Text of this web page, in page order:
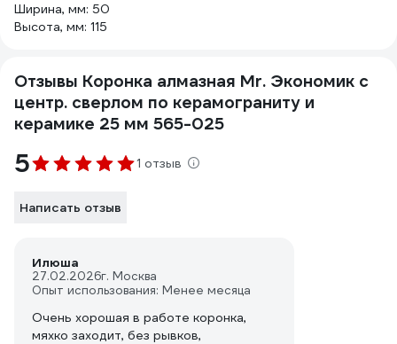
Ширина, мм: 50
Высота, мм: 115
Отзывы Коронка алмазная Mr. Экономик с
центр. сверлом по керамограниту и
керамике 25 мм 565-025
5 1 отзыв
Написать отзыв
Илюша
27.02.2026г. Москва
Опыт использования: Менее месяца
Очень хорошая в работе коронка,
мяхко заходит, без рывков,